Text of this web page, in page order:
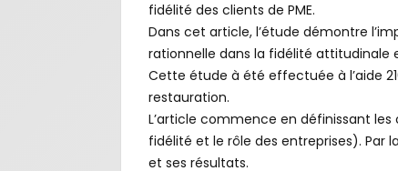
fidélité des clients de PME.
Dans cet article, l’étude démontre
rationnelle dans la fidélité
Cette étude à été effectuée à l’aide
restauration.
L’article commence en définissant
fidélité et le rôle des entreprises). Par
et ses résultats.